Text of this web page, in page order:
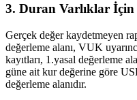
3. Duran Varlıklar İçin
Gerçek değer kaydetmeyen
değerleme alanı, VUK
kayıtları, 1.yasal değerleme
güne ait kur değerine göre
değerleme alanıdır.